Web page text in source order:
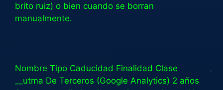
brito ruiz) o bien cuando se borran
manualmente.
Nombre Tipo Caducidad Finalidad Clase
__utma De Terceros (Google Analytics) 2 años